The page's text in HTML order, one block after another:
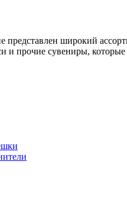
представлен широкий
и прочие сувениры,